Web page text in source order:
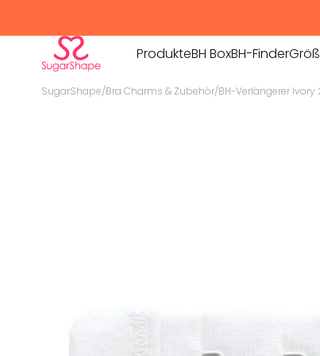
ProdukteBH BoxBH-Finder
SugarShape/Bra Charms & Zubehör/BH-Verlängerer Ivory